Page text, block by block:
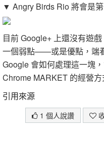
▼ Angry Birds Rio 將會是
目前 Google+ 上還沒有遊
一個弱點——或是優點，端
Google 會如何處理這一塊
Chrome MARKET 的經營方
引用來源
1 個人說讚